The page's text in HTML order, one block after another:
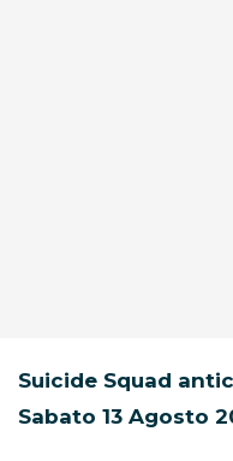
Suicide Squad
Sabato 13 Agosto